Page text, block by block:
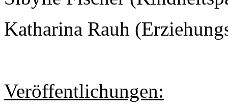
Katharina Rauh
Veröffentlichungen: